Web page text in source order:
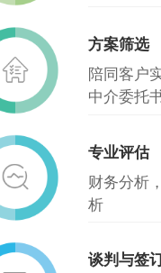
方案筛选
陪同客户
中介委托
专业评估
财务分析
析
谈判与签